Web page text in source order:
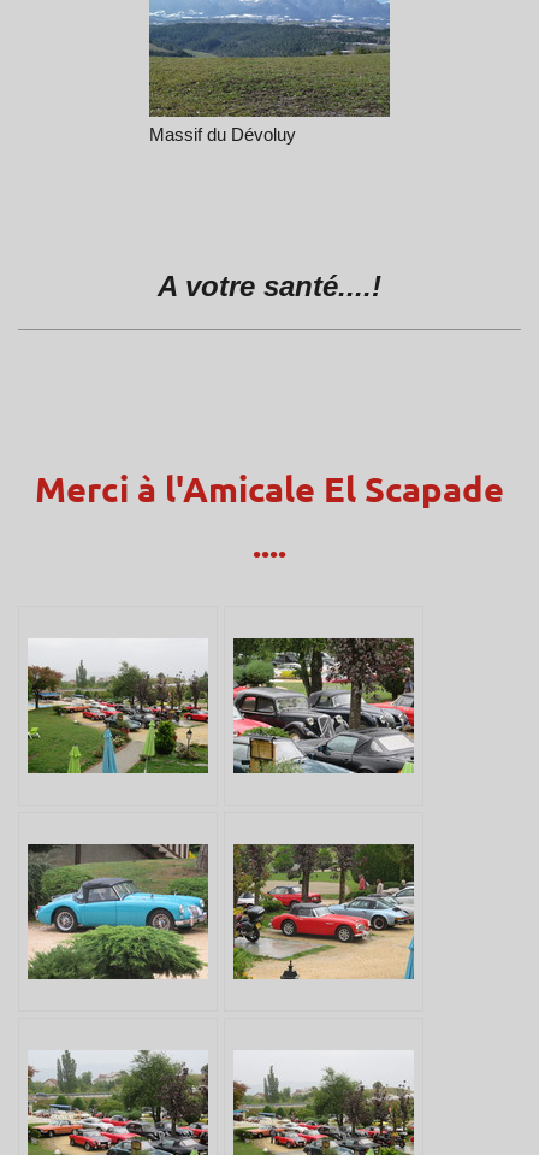
Massif du Dévoluy
A votre santé....!
Merci à l'Amicale El Scapade
....